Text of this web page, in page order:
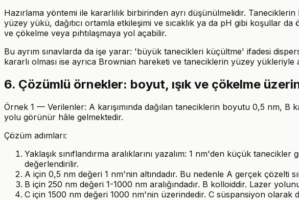
Hazırlama yöntemi ile kararlılık birbirinden ayrı düşünülmelidir.
yüzey yükü, dağıtıcı ortamla etkileşimi ve sıcaklık ya da pH gibi koşullar
ve çökelme veya pıhtılaşmaya yol açabilir.
Bu ayrım sınavlarda da işe yarar: 'büyük tanecikleri küçültme' ifadesi
kararlı olması ise ayrıca Brownian hareketi ve taneciklerin yüzey yükleriyle
6. Çözümlü örnekler: boyut, ışık ve çökelme
Örnek 1 — Verilenler: A karışımında dağılan taneciklerin boyutu 0,5 nm, B
yolu görünür hâle gelmektedir.
Çözüm adımları:
Yaklaşık sınıflandırma aralıklarını yazalım: 1 nm'den küçük
değerlendirilir.
A için 0,5 nm değeri 1 nm'nin altındadır. Bu nedenle A gerçek çözelti
B için 250 nm değeri 1-1000 nm aralığındadır. B kolloiddir. Lazer
C için 1500 nm değeri 1000 nm'nin üzerindedir. C süspansiyon